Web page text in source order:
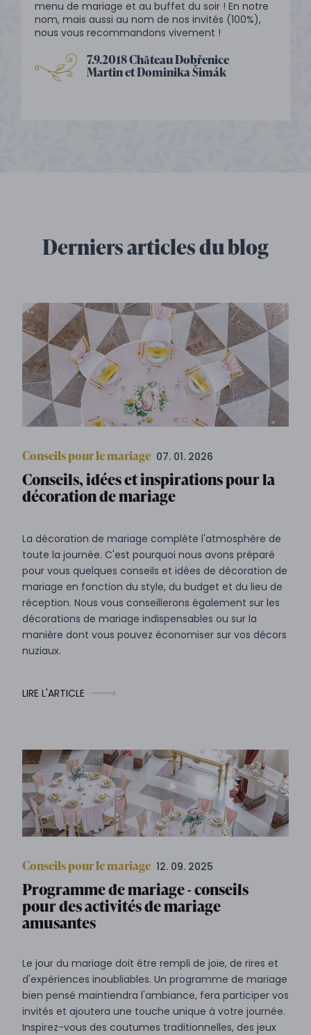
menu de mariage et au buffet du soir ! En notre
nom, mais aussi au nom de nos invités (100%),
nous vous recommandons vivement !
7.9.2018 Château Dobřenice
Martin et Dominika Šimák
Derniers articles du blog
Conseils pour le mariage 07. 01. 2026
Conseils, idées et inspirations pour la
décoration de mariage
La décoration de mariage complète l'atmosphère de
toute la journée. C'est pourquoi nous avons préparé
pour vous quelques conseils et idées de décoration de
mariage en fonction du style, du budget et du lieu de
réception. Nous vous conseillerons également sur les
décorations de mariage indispensables ou sur la
manière dont vous pouvez économiser sur vos décors
nuziaux.
LIRE L'ARTICLE
Conseils pour le mariage 12. 09. 2025
Programme de mariage - conseils
pour des activités de mariage
amusantes
Le jour du mariage doit être rempli de joie, de rires et
d'expériences inoubliables. Un programme de mariage
bien pensé maintiendra l'ambiance, fera participer vos
invités et ajoutera une touche unique à votre journée.
Inspirez-vous des coutumes traditionnelles, des jeux